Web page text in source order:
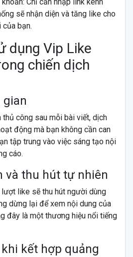
sẽ nhận diện và tăng like cho
bạn.
dụng Vip Like
chiến dịch
công sau mỗi bài viết, dịch
động mà bạn không cần can
tập trung vào việc sáng tạo nội
cáo.
và thu hút tự nhiên
like sẽ thu hút người dùng
dừng lại để xem nội dung của
đây là một thương hiệu nổi tiếng
kết hợp quảng